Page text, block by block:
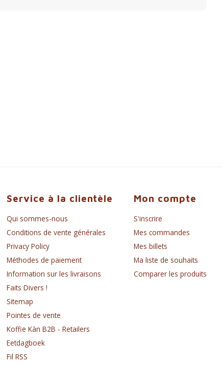
Service à la clientèle
Qui sommes-nous
Conditions de vente générales
Privacy Policy
Méthodes de paiement
Information sur les livraisons
Faits Divers !
Sitemap
Pointes de vente
Koffie Kàn B2B - Retailers
Eetdagboek
Fil RSS
Mon compte
S'inscrire
Mes commandes
Mes billets
Ma liste de souhaits
Comparer les produits